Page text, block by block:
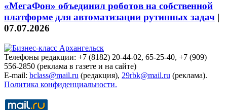
«МегаФон» объединил роботов на собственной
платформе для автоматизации рутинных задач |
07.07.2026
Телефоны редакции: +7 (8182) 20-44-02, 65-25-40, +7 (909)
556-2850 (реклама в газете и на сайте)
E-mail: bclass@mail.ru (редакция), 29rbk@mail.ru (реклама).
Политика конфиденциальности.